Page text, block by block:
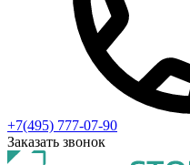
+7(495) 777-07-90
Заказать звонок